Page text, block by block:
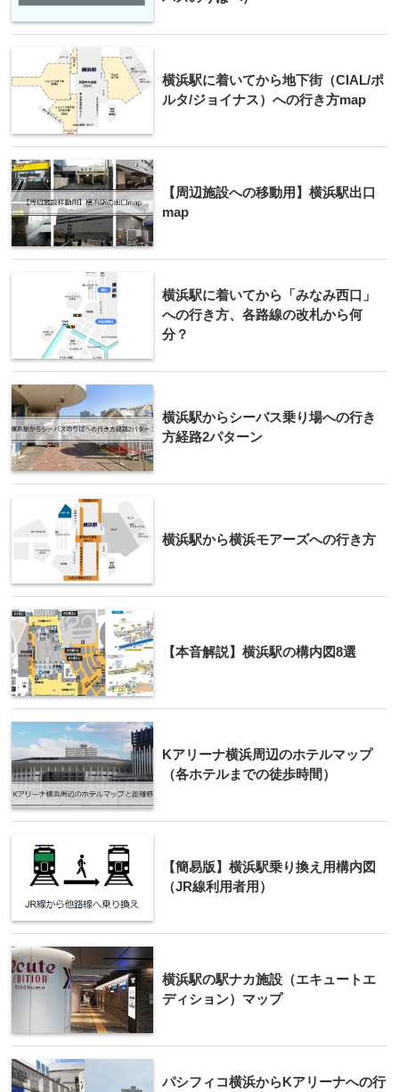
横浜駅に着いてから地下街（CIAL/ポ
ルタ/ジョイナス）への行き方map
【周辺施設への移動用】横浜駅出口
map
横浜駅に着いてから「みなみ西口」
への行き方、各路線の改札から何
分？
横浜駅からシーバス乗り場への行き
方経路2パターン
横浜駅から横浜モアーズへの行き方
【本音解説】横浜駅の構内図8選
Kアリーナ横浜周辺のホテルマップ
（各ホテルまでの徒歩時間）
【簡易版】横浜駅乗り換え用構内図
（JR線利用者用）
横浜駅の駅ナカ施設（エキュートエ
ディション）マップ
パシフィコ横浜からKアリーナへの行